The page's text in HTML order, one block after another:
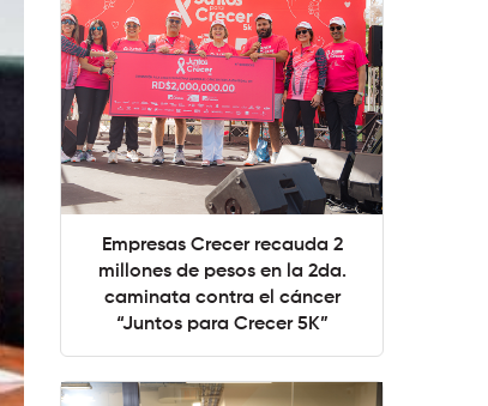
Empresas Crecer recauda 2
millones de pesos en la 2da.
caminata contra el cáncer
“Juntos para Crecer 5K”